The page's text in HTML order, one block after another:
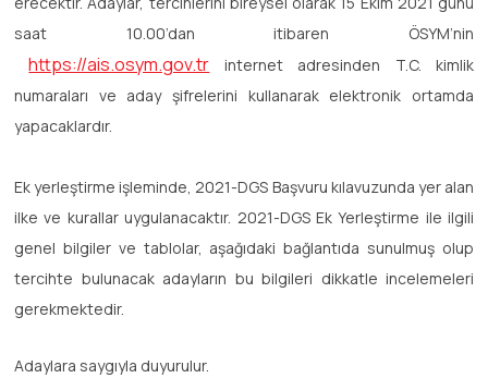
saat 10.00’dan itibaren ÖSYM’nin
https://ais.osym.gov.tr internet adresinden T.C. kimlik
numaraları ve aday şifrelerini kullanarak elektronik ortamda
yapacaklardır.
Ek yerleştirme işleminde, 2021-DGS Başvuru kılavuzunda yer alan
ilke ve kurallar uygulanacaktır. 2021-DGS Ek Yerleştirme ile ilgili
genel bilgiler ve tablolar, aşağıdaki bağlantıda sunulmuş olup
tercihte bulunacak adayların bu bilgileri dikkatle incelemeleri
gerekmektedir.
Adaylara saygıyla duyurulur.